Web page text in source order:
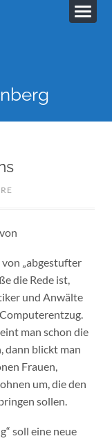
„abgestufter
die Rede ist,
und Anwälte
man schon die
dann blickt man
Frauen,
um, die den
sollen.
soll eine neue